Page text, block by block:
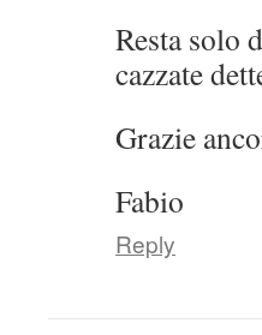
Resta solo
cazzate
Grazie
Fabio
Reply